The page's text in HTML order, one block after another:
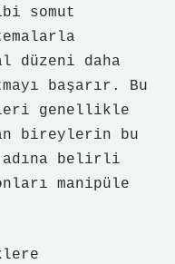
somut
düzeni daha
başarır. Bu
genellikle
bireylerin bu
belirli
manipüle